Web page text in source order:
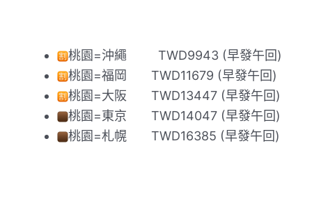
桃園=沖繩 ​ ​ ​ ​ ​ ​ ​ ​ TWD9943 (早發午回)
桃園=福岡 ​ ​ ​ ​ ​ ​ TWD11679 (早發午回)
桃園=大阪 ​ ​ ​ ​ ​ ​ TWD13447 (早發午回)
桃園=東京 ​ ​ ​ ​ ​ ​ TWD14047 (早發午回)
桃園=札幌 ​ ​ ​ ​ ​ ​ TWD16385 (早發午回)